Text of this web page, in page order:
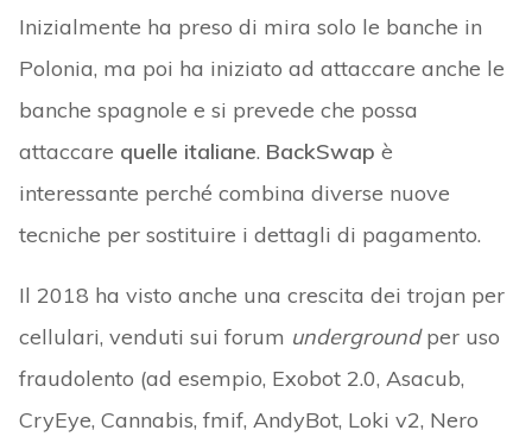
Inizialmente ha preso di mira solo le banche in
Polonia, ma poi ha iniziato ad attaccare anche le
banche spagnole e si prevede che possa
attaccare quelle italiane. BackSwap è
interessante perché combina diverse nuove
tecniche per sostituire i dettagli di pagamento.
Il 2018 ha visto anche una crescita dei trojan per
cellulari, venduti sui forum undergroundper uso
fraudolento (ad esempio, Exobot 2.0, Asacub,
CryEye, Cannabis, fmif, AndyBot, Loki v2, Nero